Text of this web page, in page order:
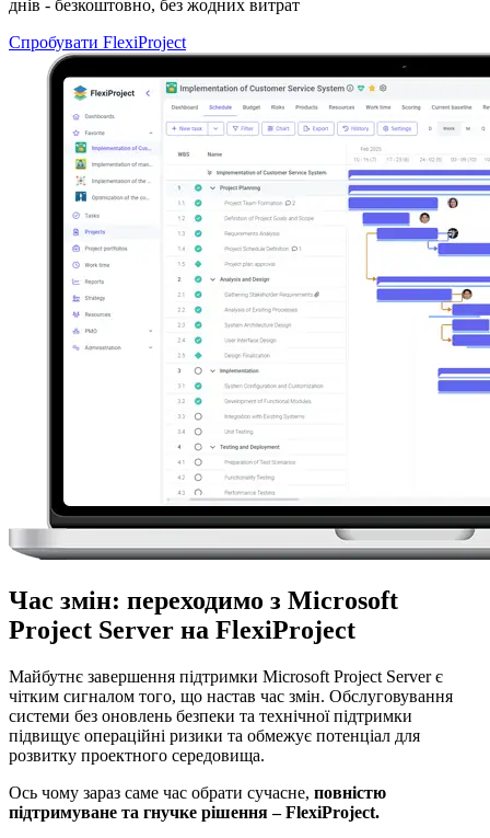
днів - безкоштовно, без жодних витрат
Спробувати FlexiProject
Час змін: переходимо з Microsoft
Project Server на FlexiProject
Майбутнє завершення підтримки Microsoft Project Server є
чітким сигналом того, що настав час змін. Обслуговування
системи без оновлень безпеки та технічної підтримки
підвищує операційні ризики та обмежує потенціал для
розвитку проектного середовища.
Ось чому зараз саме час обрати сучасне, повністю
підтримуване та гнучке рішення – FlexiProject.